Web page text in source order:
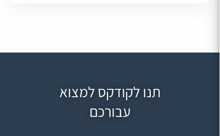
תנו לקודקס למצוא
עבורכם